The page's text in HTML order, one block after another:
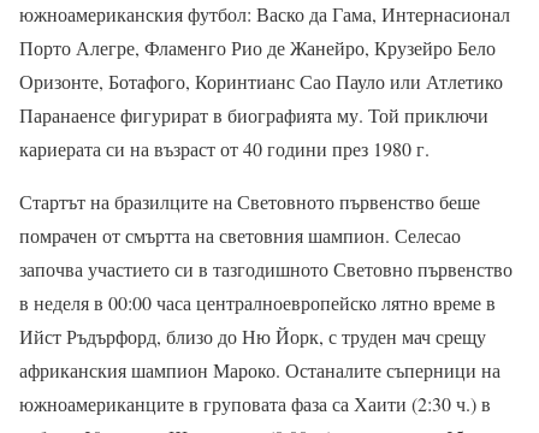
южноамериканския футбол: Васко да Гама, Интернасионал
Порто Алегре, Фламенго Рио де Жанейро, Крузейро Бело
Оризонте, Ботафого, Коринтианс Сао Пауло или Атлетико
Паранаенсе фигурират в биографията му. Той приключи
кариерата си на възраст от 40 години през 1980 г.
Стартът на бразилците на Световното първенство беше
помрачен от смъртта на световния шампион. Селесао
започва участието си в тазгодишното Световно първенство
в неделя в 00:00 часа централноевропейско лятно време в
Ийст Ръдърфорд, близо до Ню Йорк, с труден мач срещу
африканския шампион Мароко. Останалите съперници на
южноамериканците в груповата фаза са Хаити (2:30 ч.) в